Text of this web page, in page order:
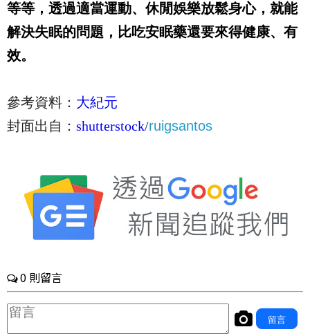
等等，透過適當運動、休閒娛樂放鬆身心，就能
解決失眠的問題，比吃安眠藥還要來得健康、有
效。
參考資料： 大紀元
封面出自： shutterstock/ruigsantos